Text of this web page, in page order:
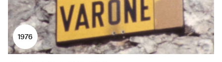
1976